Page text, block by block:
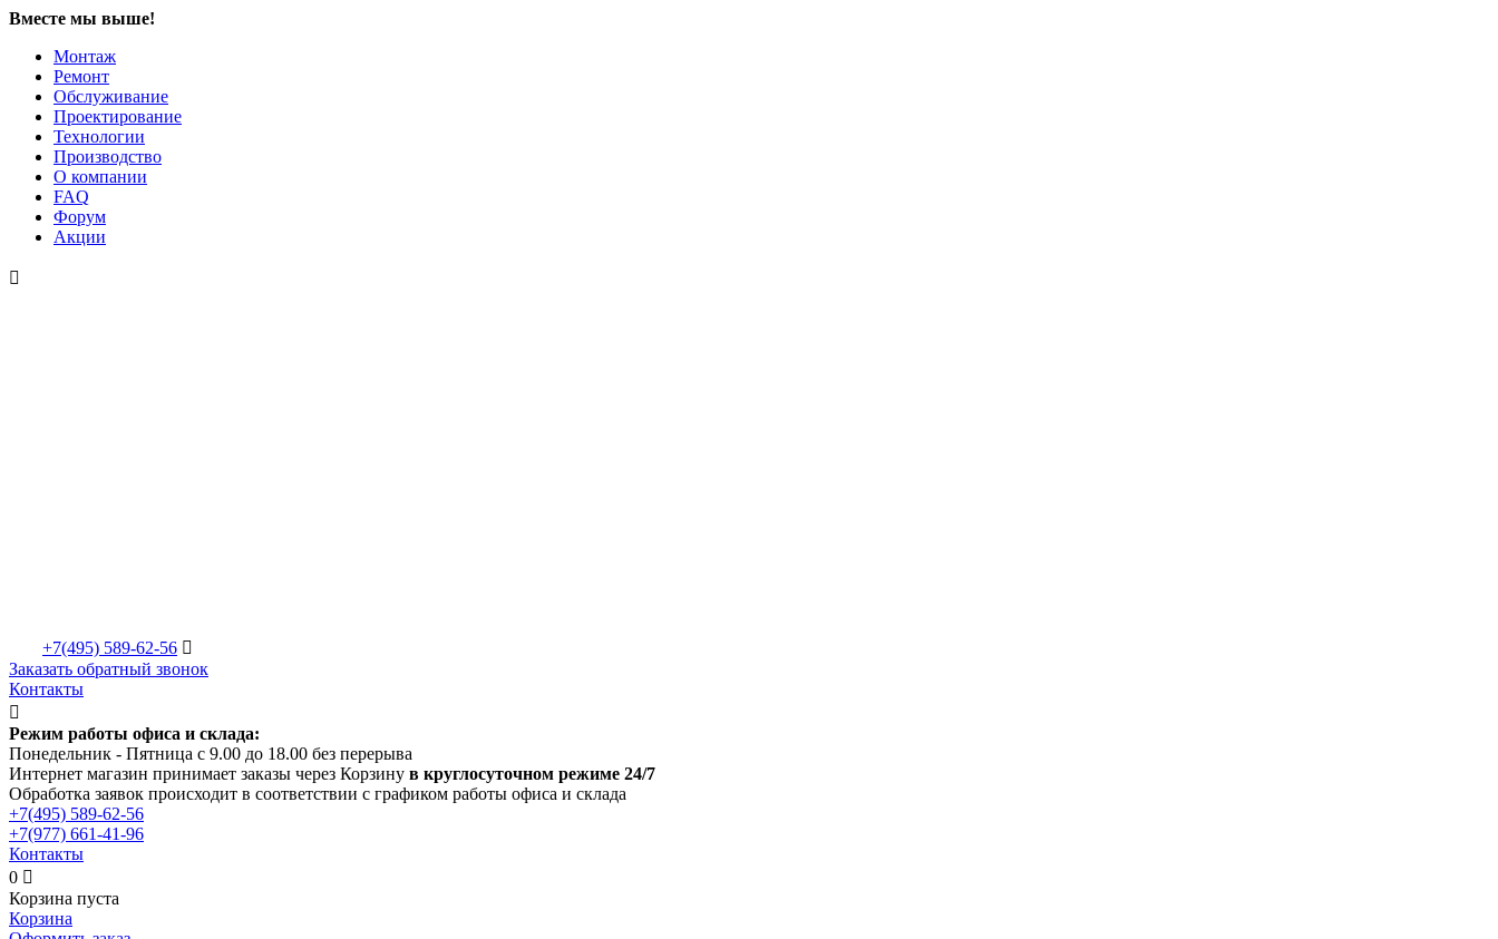
Вместе мы выше!
Монтаж
Ремонт
Обслуживание
Проектирование
Технологии
Производство
О компании
FAQ
Форум
Акции

+7(495) 589-62-56 
Заказать обратный звонок
Контакты

Режим работы офиса и склада:
Понедельник - Пятница с 9.00 до 18.00 без перерыва
Интернет магазин принимает заказы через Корзину в круглосуточном режиме 24/7
Обработка заявок происходит в соответствии с графиком работы офиса и склада
+7(495) 589-62-56
+7(977) 661-41-96
Контакты
0 
Корзина пуста
Корзина